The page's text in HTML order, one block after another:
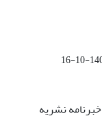
نشریه